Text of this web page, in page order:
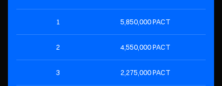
1 5,850,000 PACT
2 4,550,000 PACT
3 2,275,000 PACT